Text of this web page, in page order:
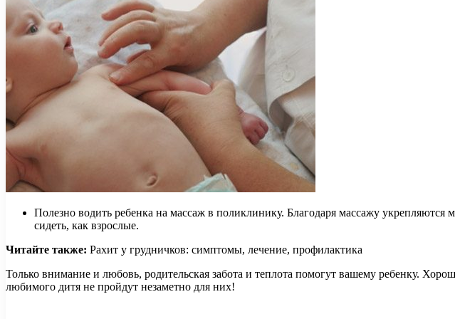
Полезно водить ребенка на массаж в поликлинику. Благодаря массажу
сидеть, как взрослые.
Читайте также: Рахит у грудничков: симптомы, лечение, профилактика
Только внимание и любовь, родительская забота и теплота помогут вашему ребенку.
любимого дитя не пройдут незаметно для них!